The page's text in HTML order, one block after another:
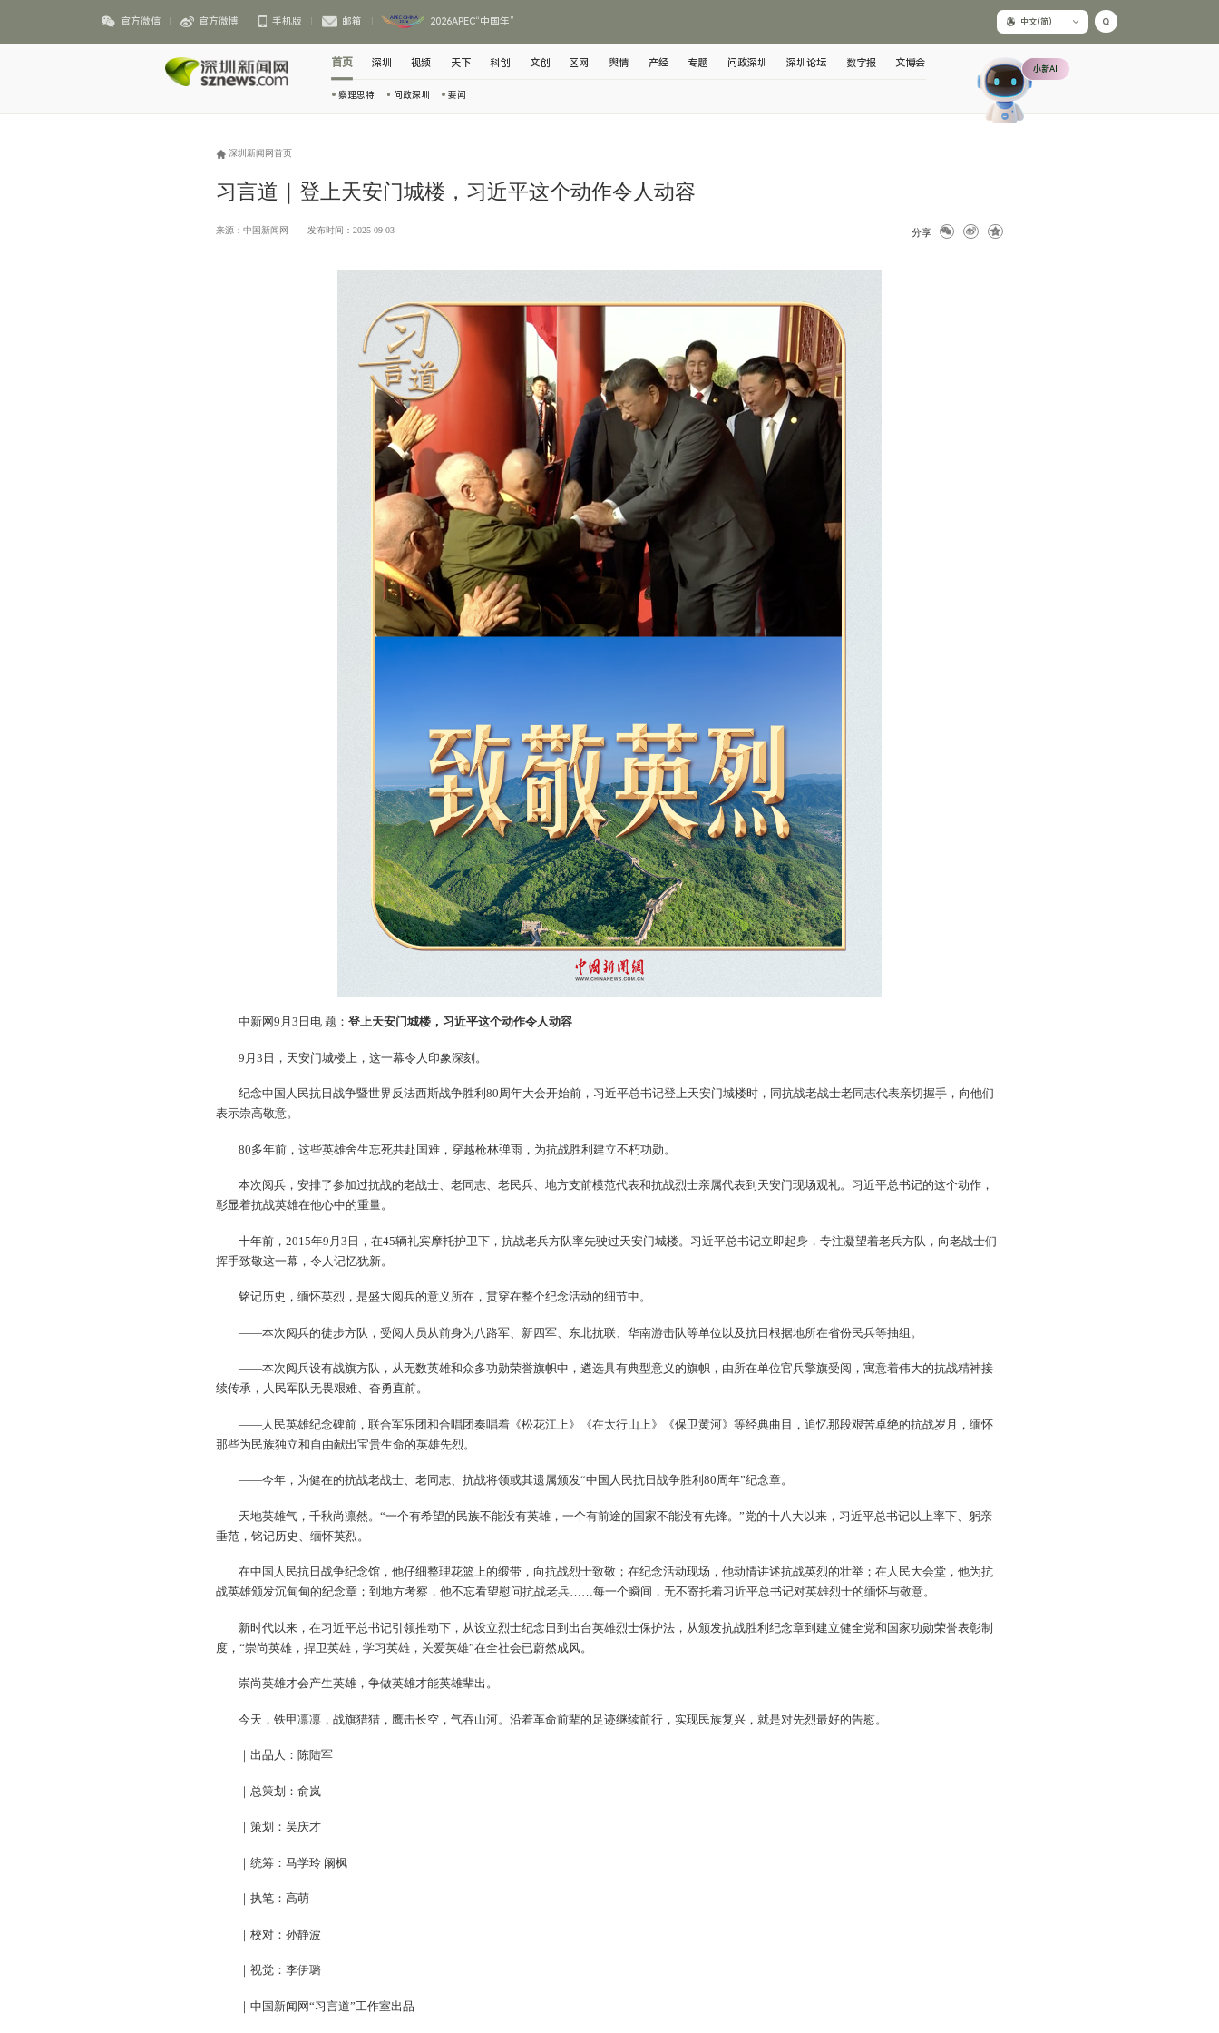
官方微信 官方微博 手机版 邮箱 2026APEC“中国年” 中文(简)
首页
察理思特 问政深圳 要闻
深圳 视频 天下 科创 文创 区网 舆情 产经 专题 问政深圳 深圳论坛 数字报 文博会 小新AI
深圳新闻网首页
习言道｜登上天安门城楼，习近平这个动作令人动容
来源：中国新闻网 发布时间：2025-09-03 分享
中新网9月3日电 题：登上天安门城楼，习近平这个动作令人动容
9月3日，天安门城楼上，这一幕令人印象深刻。
纪念中国人民抗日战争暨世界反法西斯战争胜利80周年大会开始前，习近平总书记登上天安门城楼时，同抗战老战士老同志代表亲切握手，向他们
表示崇高敬意。
80多年前，这些英雄舍生忘死共赴国难，穿越枪林弹雨，为抗战胜利建立不朽功勋。
本次阅兵，安排了参加过抗战的老战士、老同志、老民兵、地方支前模范代表和抗战烈士亲属代表到天安门现场观礼。习近平总书记的这个动作，
彰显着抗战英雄在他心中的重量。
十年前，2015年9月3日，在45辆礼宾摩托护卫下，抗战老兵方队率先驶过天安门城楼。习近平总书记立即起身，专注凝望着老兵方队，向老战士们
挥手致敬这一幕，令人记忆犹新。
铭记历史，缅怀英烈，是盛大阅兵的意义所在，贯穿在整个纪念活动的细节中。
——本次阅兵的徒步方队，受阅人员从前身为八路军、新四军、东北抗联、华南游击队等单位以及抗日根据地所在省份民兵等抽组。
——本次阅兵设有战旗方队，从无数英雄和众多功勋荣誉旗帜中，遴选具有典型意义的旗帜，由所在单位官兵擎旗受阅，寓意着伟大的抗战精神接
续传承，人民军队无畏艰难、奋勇直前。
——人民英雄纪念碑前，联合军乐团和合唱团奏唱着《松花江上》《在太行山上》《保卫黄河》等经典曲目，追忆那段艰苦卓绝的抗战岁月，缅怀
那些为民族独立和自由献出宝贵生命的英雄先烈。
——今年，为健在的抗战老战士、老同志、抗战将领或其遗属颁发“中国人民抗日战争胜利80周年”纪念章。
天地英雄气，千秋尚凛然。“一个有希望的民族不能没有英雄，一个有前途的国家不能没有先锋。”党的十八大以来，习近平总书记以上率下、躬亲
垂范，铭记历史、缅怀英烈。
在中国人民抗日战争纪念馆，他仔细整理花篮上的缎带，向抗战烈士致敬；在纪念活动现场，他动情讲述抗战英烈的壮举；在人民大会堂，他为抗
战英雄颁发沉甸甸的纪念章；到地方考察，他不忘看望慰问抗战老兵……每一个瞬间，无不寄托着习近平总书记对英雄烈士的缅怀与敬意。
新时代以来，在习近平总书记引领推动下，从设立烈士纪念日到出台英雄烈士保护法，从颁发抗战胜利纪念章到建立健全党和国家功勋荣誉表彰制
度，“崇尚英雄，捍卫英雄，学习英雄，关爱英雄”在全社会已蔚然成风。
崇尚英雄才会产生英雄，争做英雄才能英雄辈出。
今天，铁甲凛凛，战旗猎猎，鹰击长空，气吞山河。沿着革命前辈的足迹继续前行，实现民族复兴，就是对先烈最好的告慰。
｜出品人：陈陆军
｜总策划：俞岚
｜策划：吴庆才
｜统筹：马学玲 阚枫
｜执笔：高萌
｜校对：孙静波
｜视觉：李伊璐
｜中国新闻网“习言道”工作室出品